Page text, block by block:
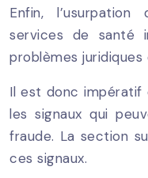
Enfin,
services de santé
problèmes
Il est donc impératif
les signaux qui
fraude. La section
ces signaux.